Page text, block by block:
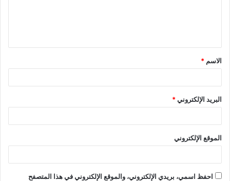
ق
*
الاسم *
البريد الإلكتروني*
الموقع الإلكتروني
احفظ اسمي، بريدي الإلكتروني، والموقع الإلكتروني في هذا المتصفح